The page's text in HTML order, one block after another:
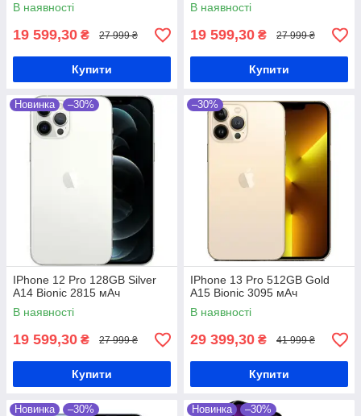
В наявності
19 599,30 ₴ 27 999 ₴
Купити
В наявності
19 599,30 ₴ 27 999 ₴
Купити
Новинка –30%
IPhone 12 Pro 128GB Silver
A14 Bionic 2815 мАч
В наявності
19 599,30 ₴ 27 999 ₴
Купити
–30%
IPhone 13 Pro 512GB Gold
A15 Bionic 3095 мАч
В наявності
29 399,30 ₴ 41 999 ₴
Купити
Новинка –30% Новинка –30%